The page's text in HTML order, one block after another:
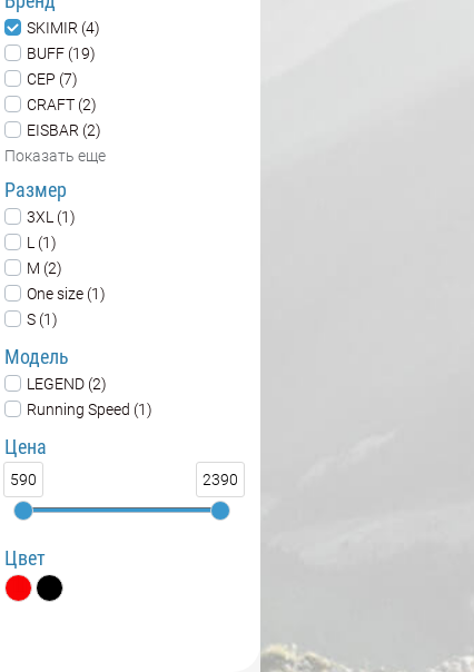
SKIMIR (4)
BUFF (19)
CEP (7)
CRAFT (2)
EISBAR (2)
Показать еще
Размер
3XL (1)
L (1)
M (2)
One size (1)
S (1)
Модель
LEGEND (2)
Running Speed (1)
Цена
590 2390
Цвет